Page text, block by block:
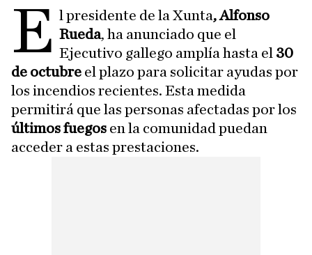
E l presidente de la Xunta, Alfonso
Rueda, ha anunciado que el
Ejecutivo gallego amplía hasta el 30
de octubre el plazo para solicitar ayudas por
los incendios recientes. Esta medida
permitirá que las personas afectadas por los
últimos fuegos en la comunidad puedan
acceder a estas prestaciones.